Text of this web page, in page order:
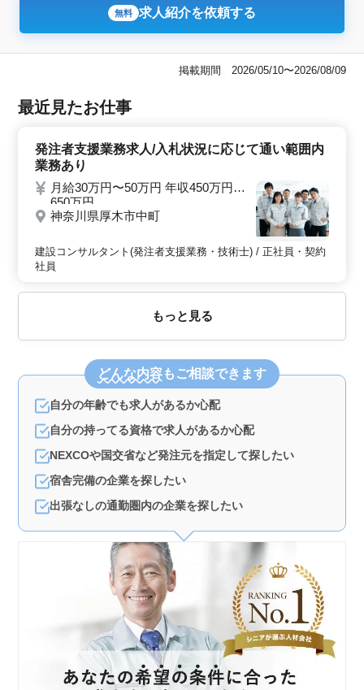
無料 求人紹介を依頼する
掲載期間 2026/05/10〜2026/08/09
最近見たお仕事
発注者支援業務求人/入札状況に応じて通い範囲内
業務あり
月給30万円〜50万円 年収450万円〜
650万円
神奈川県厚木市中町
建設コンサルタント(発注者支援業務・技術士) / 正社員・契約
社員
もっと見る
どんな内容もご相談できます
自分の年齢でも求人があるか心配
自分の持ってる資格で求人があるか心配
NEXCOや国交省など発注元を指定して探したい
宿舎完備の企業を探したい
出張なしの通勤圏内の企業を探したい